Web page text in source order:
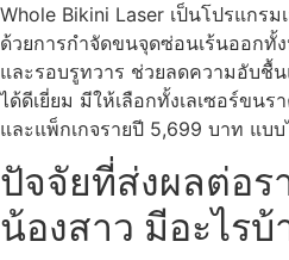
Whole Bikini Laser เป็นโปรแกรม
ด้วยการกำจัดขนจุดซ่อนเร้นออกทั้
และรอบรูทวาร ช่วยลดความอับชื้
ได้ดีเยี่ยม มีให้เลือกทั้งเลเซอร์ขนร
และแพ็กเกจรายปี 5,699 บาท แบ
ปัจจัยที่ส่งผลต่อร
น้องสาว มีอะไรบ้